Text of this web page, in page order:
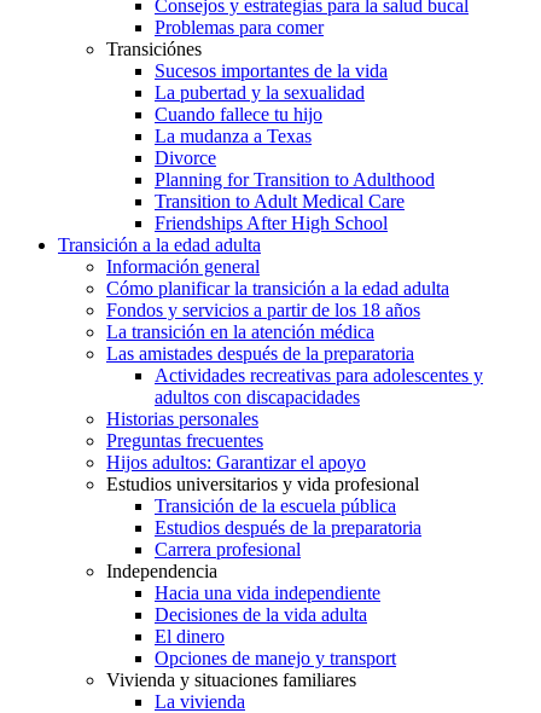
Consejos y estrategias para la salud bucal
Problemas para comer
Transiciónes
Sucesos importantes de la vida
La pubertad y la sexualidad
Cuando fallece tu hijo
La mudanza a Texas
Divorce
Planning for Transition to Adulthood
Transition to Adult Medical Care
Friendships After High School
Transición a la edad adulta
Información general
Cómo planificar la transición a la edad adulta
Fondos y servicios a partir de los 18 años
La transición en la atención médica
Las amistades después de la preparatoria
Actividades recreativas para adolescentes y
adultos con discapacidades
Historias personales
Preguntas frecuentes
Hijos adultos: Garantizar el apoyo
Estudios universitarios y vida profesional
Transición de la escuela pública
Estudios después de la preparatoria
Carrera profesional
Independencia
Hacia una vida independiente
Decisiones de la vida adulta
El dinero
Opciones de manejo y transport
Vivienda y situaciones familiares
La vivienda